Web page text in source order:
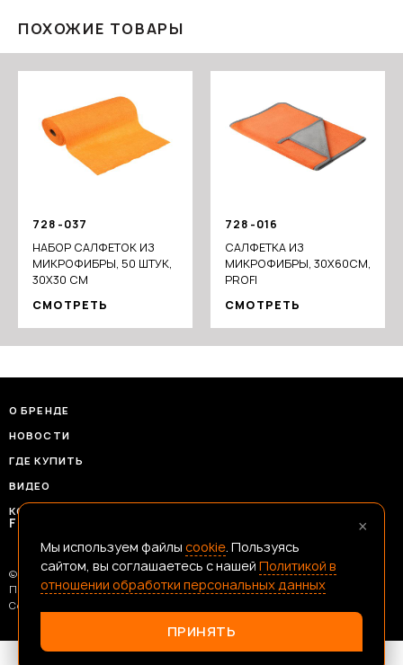
ПОХОЖИЕ ТОВАРЫ
728-037
НАБОР САЛФЕТОК ИЗ
МИКРОФИБРЫ, 50 ШТУК,
30X30 СМ
СМОТРЕТЬ
728-016
САЛФЕТКА ИЗ
МИКРОФИБРЫ, 30Х60СМ,
PROFI
СМОТРЕТЬ
О БРЕНДЕ
НОВОСТИ
ГДЕ КУПИТЬ
ВИДЕО
КОНТАКТЫ
FRANSHIZAERMAK@CONSTANTA-T.RU
© 2026 Ермак — Честный Инструмент
Политика В Отношении Обработки Персональных Данных
Согласие На Обработку Данных
×
Мы используем файлы cookie. Пользуясь
сайтом, вы соглашаетесь с нашей Политикой в
отношении обработки персональных данных
ПРИНЯТЬ